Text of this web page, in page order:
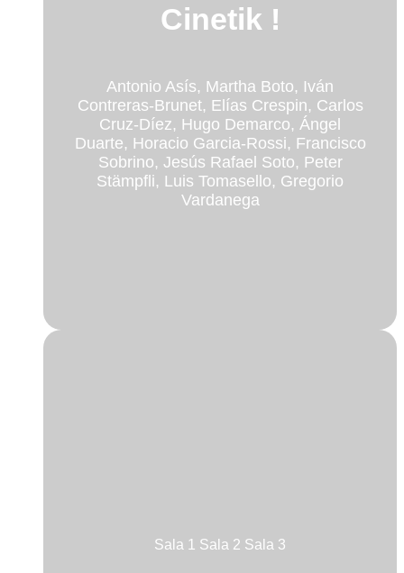
Cinetik !
Antonio Asís, Martha Boto, Iván
Contreras-Brunet, Elías Crespin, Carlos
Cruz-Díez, Hugo Demarco, Ángel
Duarte, Horacio Garcia-Rossi, Francisco
Sobrino, Jesús Rafael Soto, Peter
Stämpfli, Luis Tomasello, Gregorio
Vardanega
Sala 1 Sala 2 Sala 3